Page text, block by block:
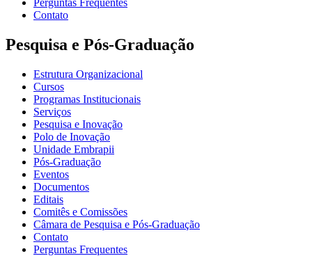
Contato
Pesquisa e Pós-Graduação
Estrutura Organizacional
Cursos
Programas Institucionais
Serviços
Pesquisa e Inovação
Polo de Inovação
Unidade Embrapii
Pós-Graduação
Eventos
Documentos
Editais
Comitês e Comissões
Câmara de Pesquisa e Pós-Graduação
Contato
Perguntas Frequentes